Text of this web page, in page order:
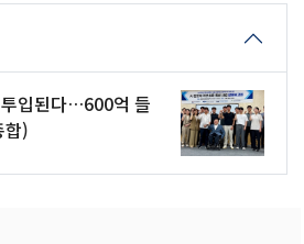
입된다…600억 들
합)